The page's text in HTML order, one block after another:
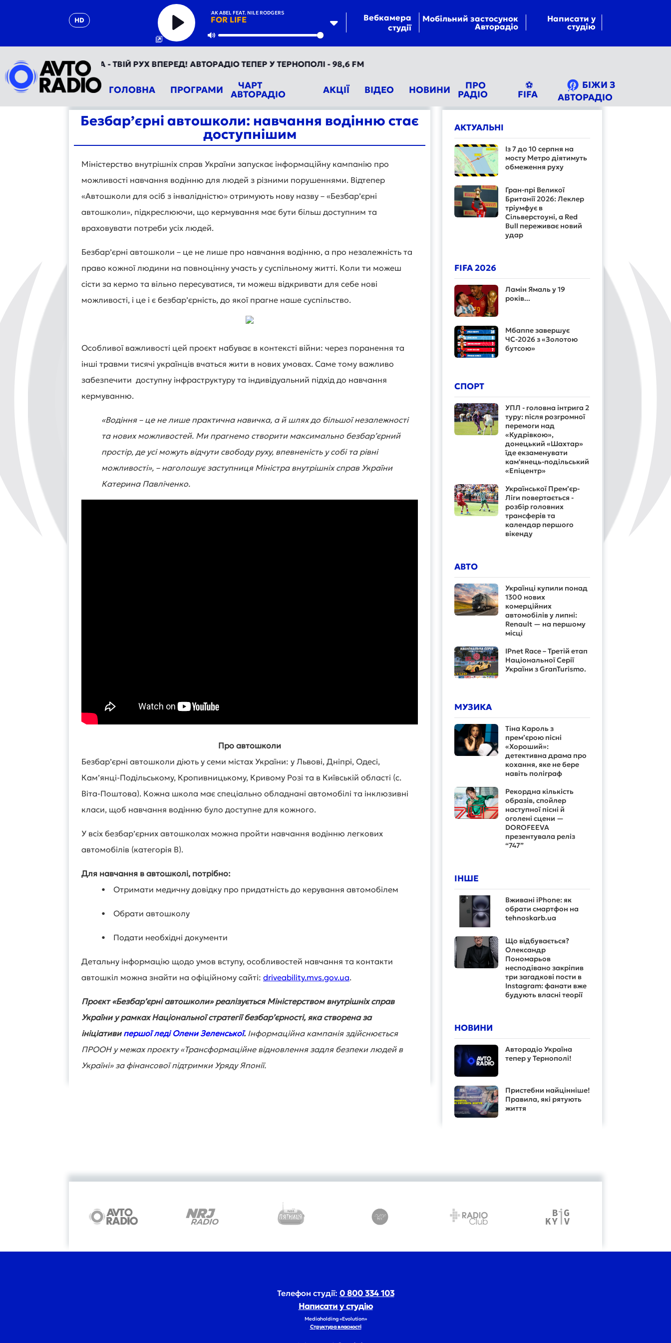
HD
KYGO & ZAK ABEL FEAT. NILE RODGERS
FOR LIFE
Play
Mute
Вебкамера
студії
Мобільний застосунок
Авторадіо
Написати у
студію
УКРАЇНА - ТВІЙ РУХ ВПЕРЕД! АВТОРАДІО ТЕПЕР У ТЕРНОПОЛІ - 98,6 FM
ГОЛОВНА ПРОГРАМИ ЧАРТ
АВТОРАДІО АКЦІЇ ВІДЕО НОВИНИ ПРО
РАДІО
⚽
FIFA
БІЖИ З
АВТОРАДІО
Безбар’єрні автошколи: навчання водінню стає
доступнішим
Міністерство внутрішніх справ України запускає інформаційну кампанію про
можливості навчання водінню для людей з різними порушеннями. Відтепер
«Автошколи для осіб з інвалідністю» отримують нову назву – «Безбар’єрні
автошколи», підкреслюючи, що кермування має бути більш доступним та
враховувати потреби усіх людей.
Безбар’єрні автошколи – це не лише про навчання водінню, а про незалежність та
право кожної людини на повноцінну участь у суспільному житті. Коли ти можеш
сісти за кермо та вільно пересуватися, ти можеш відкривати для себе нові
можливості, і це і є безбар’єрність, до якої прагне наше суспільство.
Особливої важливості цей проєкт набуває в контексті війни: через поранення та
інші травми тисячі українців вчаться жити в нових умовах. Саме тому важливо
забезпечити доступну інфраструктуру та індивідуальний підхід до навчання
кермуванню.
«Водіння – це не лише практична навичка, а й шлях до більшої незалежності
та нових можливостей. Ми прагнемо створити максимально безбар’єрний
простір, де усі можуть відчути свободу руху, впевненість у собі та рівні
можливості», – наголошує заступниця Міністра внутрішніх справ України
Катерина Павліченко.
Про автошколи
Безбар’єрні автошколи діють у семи містах України: у Львові, Дніпрі, Одесі,
Кам’янці-Подільському, Кропивницькому, Кривому Розі та в Київській області (с.
Віта-Поштова). Кожна школа має спеціально обладнані автомобілі та інклюзивні
класи, щоб навчання водінню було доступне для кожного.
У всіх безбар’єрних автошколах можна пройти навчання водінню легкових
автомобілів (категорія B).
Для навчання в автошколі, потрібно:
• Отримати медичну довідку про придатність до керування автомобілем
• Обрати автошколу
• Подати необхідні документи
Детальну інформацію щодо умов вступу, особливостей навчання та контакти
автошкіл можна знайти на офіційному сайті: driveability.mvs.gov.ua.
Проєкт «Безбарʼєрні автошколи» реалізується Міністерством внутрішніх справ
України у рамках Національної стратегії безбарʼєрності, яка створена за
ініціативи першої леді Олени Зеленської. Інформаційна кампанія здійснюється
ПРООН у межах проєкту «Трансформаційне відновлення задля безпеки людей в
Україні» за фінансової підтримки Уряду Японії.
АКТУАЛЬНІ
Із 7 до 10 серпня на
мосту Метро діятимуть
обмеження руху
Гран-прі Великої
Британії 2026: Леклер
тріумфує в
Сільверстоуні, а Red
Bull переживає новий
удар
FIFA 2026
Ламін Ямаль у 19
років...
Мбаппе завершує
ЧС-2026 з «Золотою
бутсою»
СПОРТ
УПЛ - головна інтрига 2
туру: після розгромної
перемоги над
«Кудрівкою»,
донецький «Шахтар»
їде екзаменувати
кам'янець-подільський
«Епіцентр»
Української Прем’єр-
Ліги повертається -
розбір головних
трансферів та
календар першого
вікенду
АВТО
Українці купили понад
1300 нових
комерційних
автомобілів у липні:
Renault — на першому
місці
IPnet Race – Третій етап
Національної Серії
України з GranTurismo.
МУЗИКА
Тіна Кароль з
прем’єрою пісні
«Хороший»:
детективна драма про
кохання, яке не бере
навіть поліграф
Рекордна кількість
образів, спойлер
наступної пісні й
оголені сцени —
DOROFEEVA
презентувала реліз
“747”
ІНШЕ
Вживані iPhone: як
обрати смартфон на
tehnoskarb.ua
Що відбувається?
Олександр
Пономарьов
несподівано закріпив
три загадкові пости в
Instagram: фанати вже
будують власні теорії
НОВИНИ
Авторадіо Україна
тепер у Тернополі!
Пристебни найцінніше!
Правила, які рятують
життя
Телефон студії: 0 800 334 103
Написати у студію
Mediaholding «Evolution»
Структура власності